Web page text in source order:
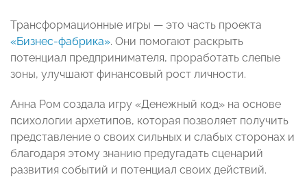
Трансформационные игры — это часть проекта
«Бизнес-фабрика». Они помогают раскрыть
потенциал предпринимателя, проработать слепые
зоны, улучшают финансовый рост личности.
Анна Ром создала игру «Денежный код» на основе
психологии архетипов, которая позволяет получить
представление о своих сильных и слабых сторонах и
благодаря этому знанию предугадать сценарий
развития событий и потенциал своих действий.